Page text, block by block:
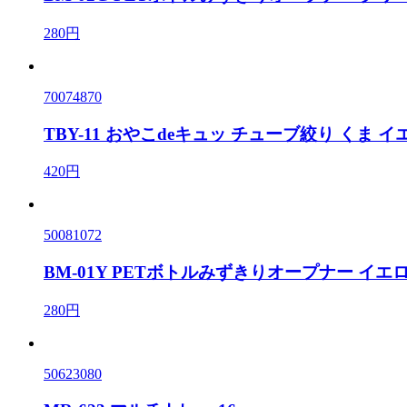
280円
70074870
TBY-11 おやこdeキュッ チューブ絞り くま イ
420円
50081072
BM-01Y PETボトルみずきりオープナー イエ
280円
50623080